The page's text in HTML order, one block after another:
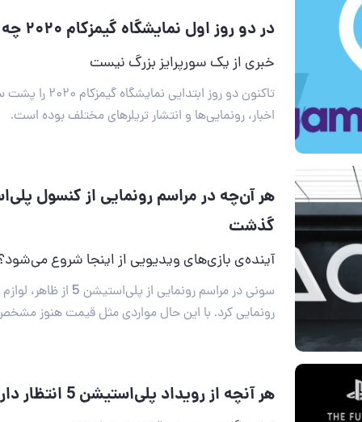
در دو روز اول نمایشگاه گیمزکام ۲۰۲۰ چه گذشت؟
خبری از یک سورپرایز بزرگ نیست
تاکنون دو روز
اخبار، رونمایی‌ها و انتشار تریلرهای مختلف بوده است.
گذشت
آینده‌ی بازی‌های ویدیویی از اینجا شروع
رونمایی کرد. با این حال مواردی مثل قیمت هنوز
هر آنچه از رویداد پلی‌استیشن 5 انتظار داریم